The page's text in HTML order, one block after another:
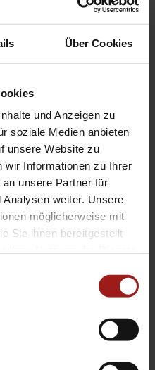
Über Cookies
und Anzeigen zu
soziale Medien anbieten
unsere Website zu
wir Informationen zu Ihrer
unsere Partner für
weiter. Unsere
möglicherweise mit
Sie ihnen bereitgestellt
– Dortmund Sölde
Dortmund Kirchhörde
Dortmund Dorstfeld